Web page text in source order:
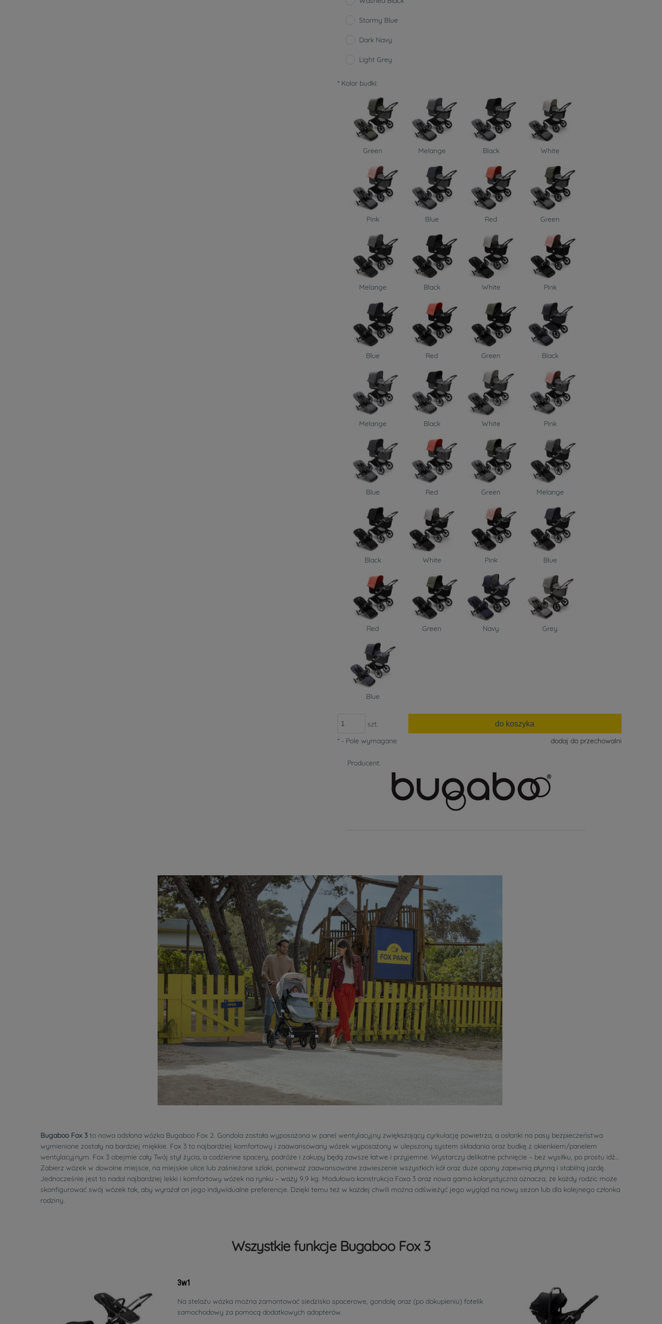
Stormy Blue
Dark Navy
Light Grey
*Kolor budki:
Green Melange Black White
Pink Blue Red Green
Melange Black White Pink
Blue Red Green Black
Melange Black White Pink
Blue Red Green Melange
Black White Pink Blue
Red Green Navy Grey
Blue
szt.
do koszyka
dodaj do przechowalni
*- Pole wymagane
Producent:
Bugaboo Fox 3 to nowa odsłona wózka Bugaboo Fox 2. Gondola została wyposażona w panel wentylacyjny zwiększający cyrkulację powietrza, a osłonki na pasy bezpieczeństwa
wymienione zostały na bardziej miękkie. Fox 3 to najbardziej komfortowy i zaawansowany wózek wyposażony w ulepszony system składania oraz budkę z okienkiem/panelem
wentylacyjnym. Fox 3 obejmie cały Twój styl życia, a codzienne spacery, podróże i zakupy będą zawsze łatwe i przyjemne. Wystarczy delikatne pchnięcie – bez wysiłku, po prostu idź…
Zabierz wózek w dowolne miejsce, na miejskie ulice lub zaśnieżone szlaki, ponieważ zaawansowane zawieszenie wszystkich kół oraz duże opony zapewnią płynną i stabilną jazdę.
Jednocześnie jest to nadal najbardziej lekki i komfortowy wózek na rynku – waży 9,9 kg. Modułowa konstrukcja Foxa 3 oraz nowa gama kolorystyczna oznacza, że każdy rodzic może
skonfigurować swój wózek tak, aby wyrażał on jego indywidualne preferencje. Dzięki temu też w każdej chwili można odświeżyć jego wygląd na nowy sezon lub dla kolejnego członka
rodziny.
Wszystkie funkcje Bugaboo Fox 3
3w1
Na stelażu wózka można zamontować siedzisko spacerowe, gondolę oraz (po dokupieniu) fotelik
samochodowy za pomocą dodatkowych adapterów.